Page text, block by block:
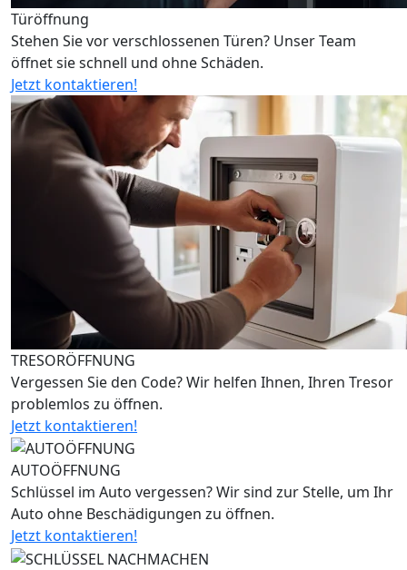
Türöffnung
Stehen Sie vor verschlossenen Türen? Unser Team
öffnet sie schnell und ohne Schäden.
Jetzt kontaktieren!
TRESORÖFFNUNG
Vergessen Sie den Code? Wir helfen Ihnen, Ihren Tresor
problemlos zu öffnen.
Jetzt kontaktieren!
AUTOÖFFNUNG
Schlüssel im Auto vergessen? Wir sind zur Stelle, um Ihr
Auto ohne Beschädigungen zu öffnen.
Jetzt kontaktieren!